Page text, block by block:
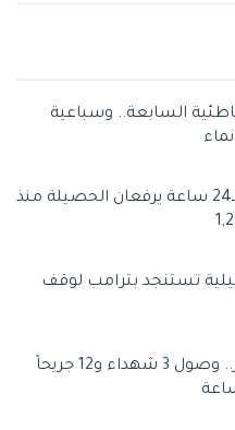
السابعة.. وسباعية
الصحة: 4 شهداء بـ24 ساعة يرفعان الحصيلة منذ
تستنجد بترامب لوقف
1203 منذ وقف النار.. وصول 3 شهداء و12 جريحاً